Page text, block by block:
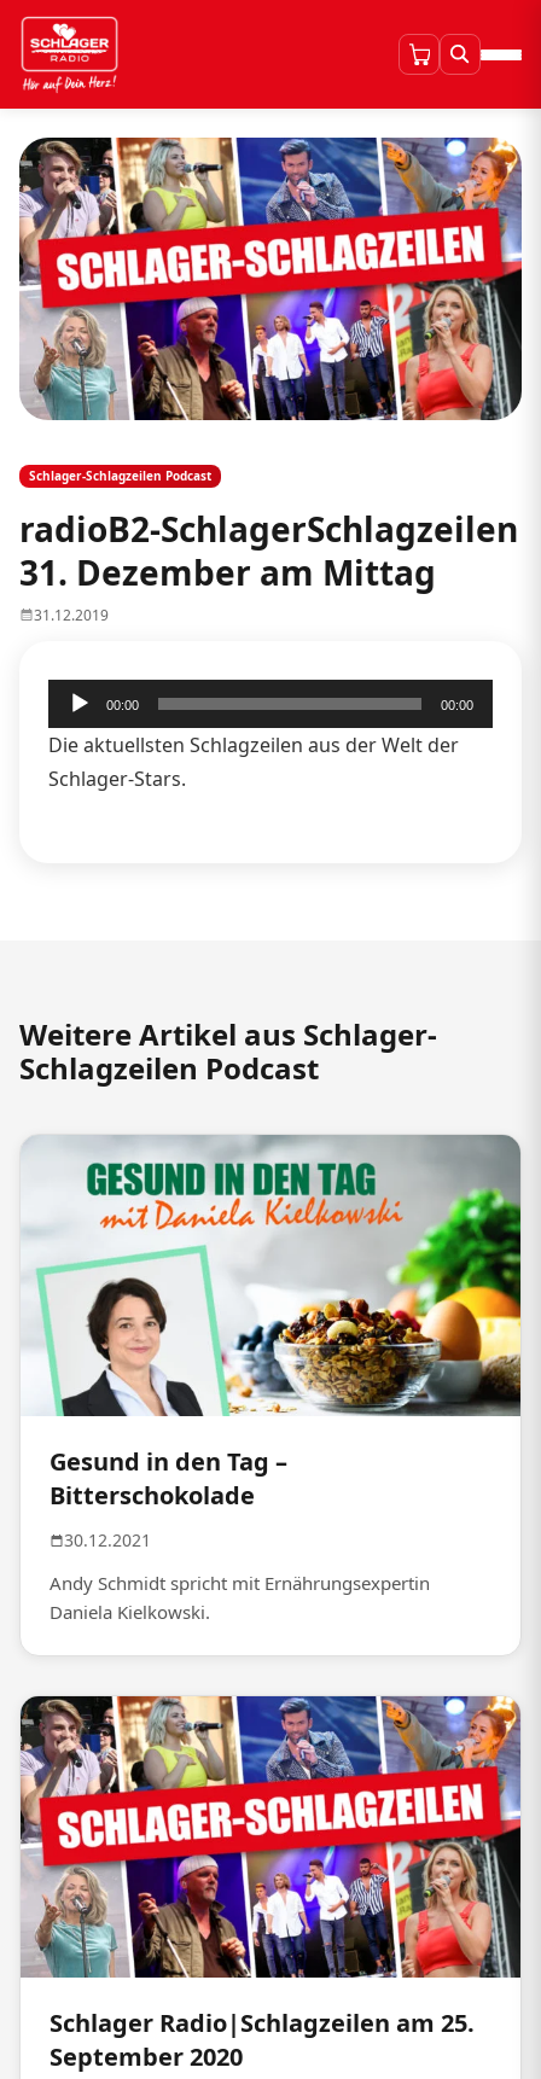
Schlager-Schlagzeilen Podcast
radioB2-SchlagerSchlagzeilen
31. Dezember am Mittag
31.12.2019
Audio-
Player
00:00 00:00
Die aktuellsten Schlagzeilen aus der Welt der
Schlager-Stars.
Weitere Artikel aus Schlager-
Schlagzeilen Podcast
Gesund in den Tag –
Bitterschokolade
30.12.2021
Andy Schmidt spricht mit Ernährungsexpertin
Daniela Kielkowski.
Schlager Radio|Schlagzeilen am 25.
September 2020